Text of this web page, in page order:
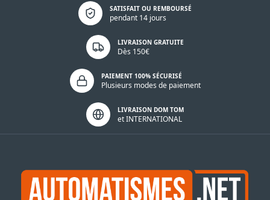
SATISFAIT OU REMBOURSÉ
pendant 14 jours
Politique de confidentialité
LIVRAISON GRATUITE
Dès 150€
PAIEMENT 100% SÉCURISÉ
Plusieurs modes de paiement
LIVRAISON DOM TOM
et INTERNATIONAL